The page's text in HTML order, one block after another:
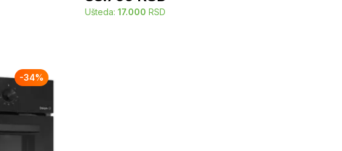
Ušteda: 17.000 RSD
-34%